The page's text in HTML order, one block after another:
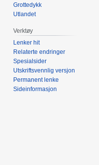
Grottedykk
Utlandet
Verktøy
Lenker hit
Relaterte endringer
Spesialsider
Utskriftsvennlig versjon
Permanent lenke
Sideinformasjon